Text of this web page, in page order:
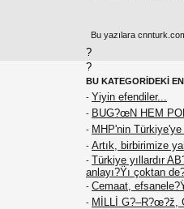
Bu yazılara
?
?
BU KATEGORİDEKİ
- Yiyin efendiler...
- BUG?œN HEM
- MHP'nin
- Artık, birbirimize
- Türkiye yıllardır
anlayı?Ÿı çoktan
- Cemaat,
- MİLLİ G?–R?œ?ž,